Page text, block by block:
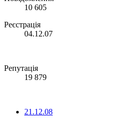
10 605
Реєстрація
04.12.07
Репутація
19 879
21.12.08